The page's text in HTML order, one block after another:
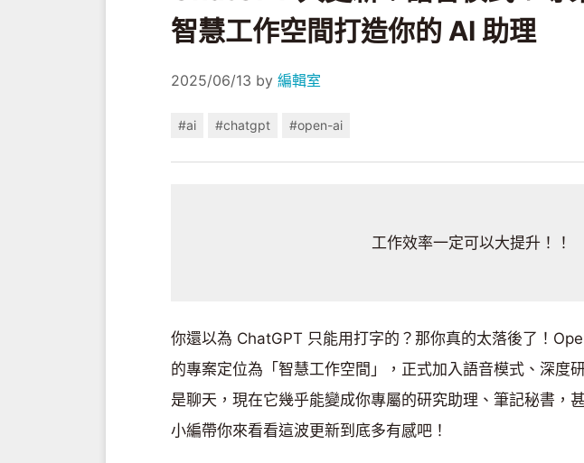
智慧工作空間打造你的 AI 助理
2025/06/13 by 編輯室
#ai #chatgpt #open-ai
工作效率一定可以大提升！！
你還以為 ChatGPT 只能用打字的？那你真的太落後了！
的專案定位為「智慧工作空間」，正式加入語音模式、深度
是聊天，現在它幾乎能變成你專屬的研究助理、筆記秘書，
小編帶你來看看這波更新到底多有感吧！